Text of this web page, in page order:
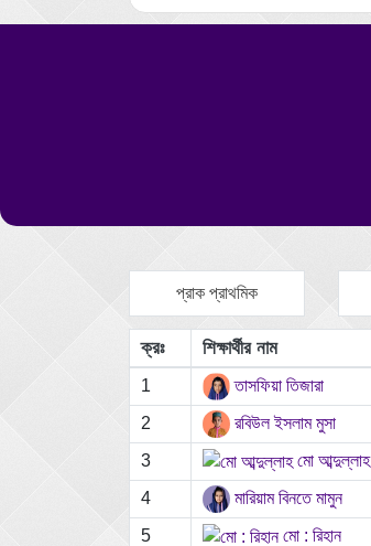
প্রাক প্রাথমিক
ক্রঃ শিক্ষার্থীর নাম
1 তাসফিয়া তিজারা
2
রবিউল ইসলাম মুসা
3
মো আব্দুল্লাহ
4
মারিয়াম বিনতে মামুন
5
মো : রিহান